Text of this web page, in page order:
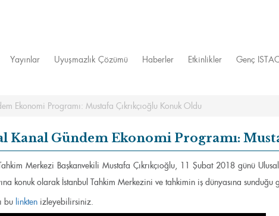
Yayınlar Uyuşmazlık Çözümü Haberler Etkinlikler Genç ISTAC
Ekonomi Programı: Mustafa Çıkrıkçıoğlu Konuk Oldu
Kanal Gündem Ekonomi Programı:
Merkezi Başkanvekili Mustafa Çıkrıkçıoğlu, 11 Şubat 2018 günü
konuk olarak İstanbul Tahkim Merkezini ve tahkimin iş dünyasına sunduğu
bu linktenizleyebilirsiniz.